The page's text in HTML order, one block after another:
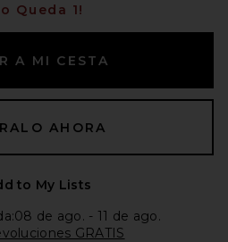
Queda 1!
A MI CESTA
AHORA
to My Lists
de ago. - 11 de ago.
GRATIS